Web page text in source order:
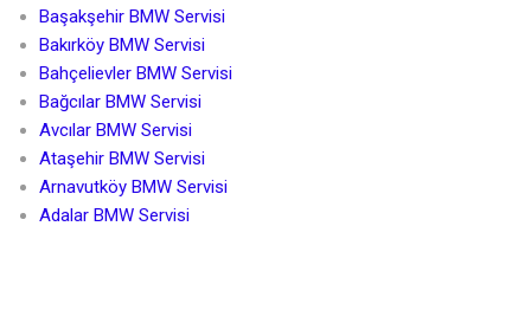
Başakşehir BMW Servisi
Bakırköy BMW Servisi
Bahçelievler BMW Servisi
Bağcılar BMW Servisi
Avcılar BMW Servisi
Ataşehir BMW Servisi
Arnavutköy BMW Servisi
Adalar BMW Servisi